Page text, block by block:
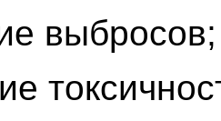
выбросов;